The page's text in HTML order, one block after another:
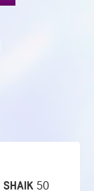
SHAIK 50